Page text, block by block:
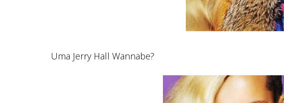
Uma Jerry Hall Wannabe?